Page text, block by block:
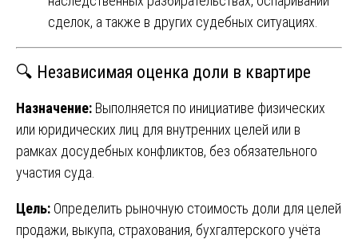
сделок, а также в других судебных ситуациях.
🔍 Независимая оценка доли в квартире
Назначение: Выполняется по инициативе физических
или юридических лиц для внутренних целей или в
рамках досудебных конфликтов, без обязательного
участия суда.
Цель: Определить рыночную стоимость доли для целей
продажи, выкупа, страхования, бухгалтерского учёта